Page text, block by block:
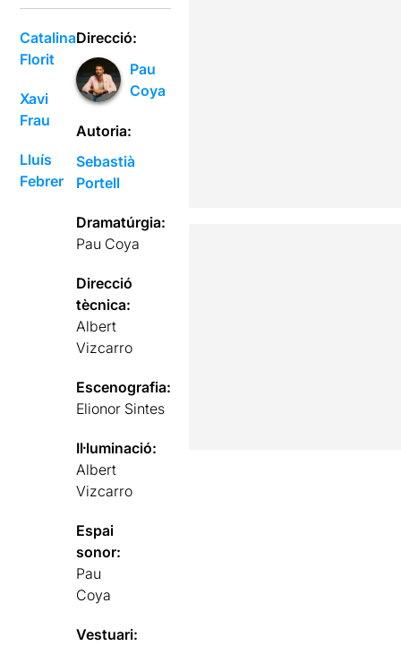
Catalina
Florit
Xavi
Frau
Lluís
Febrer
Direcció:
Pau
Coya
Autoria:
Sebastià
Portell
Dramatúrgia:
Pau Coya
Direcció
tècnica:
Albert
Vizcarro
Escenografia:
Elionor Sintes
Il·luminació:
Albert
Vizcarro
Espai
sonor:
Pau
Coya
Vestuari: